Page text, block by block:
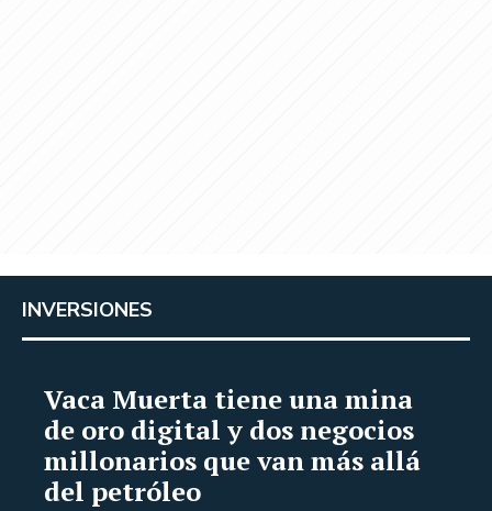
INVERSIONES
Vaca Muerta tiene una mina
de oro digital y dos negocios
millonarios que van más allá
del petróleo